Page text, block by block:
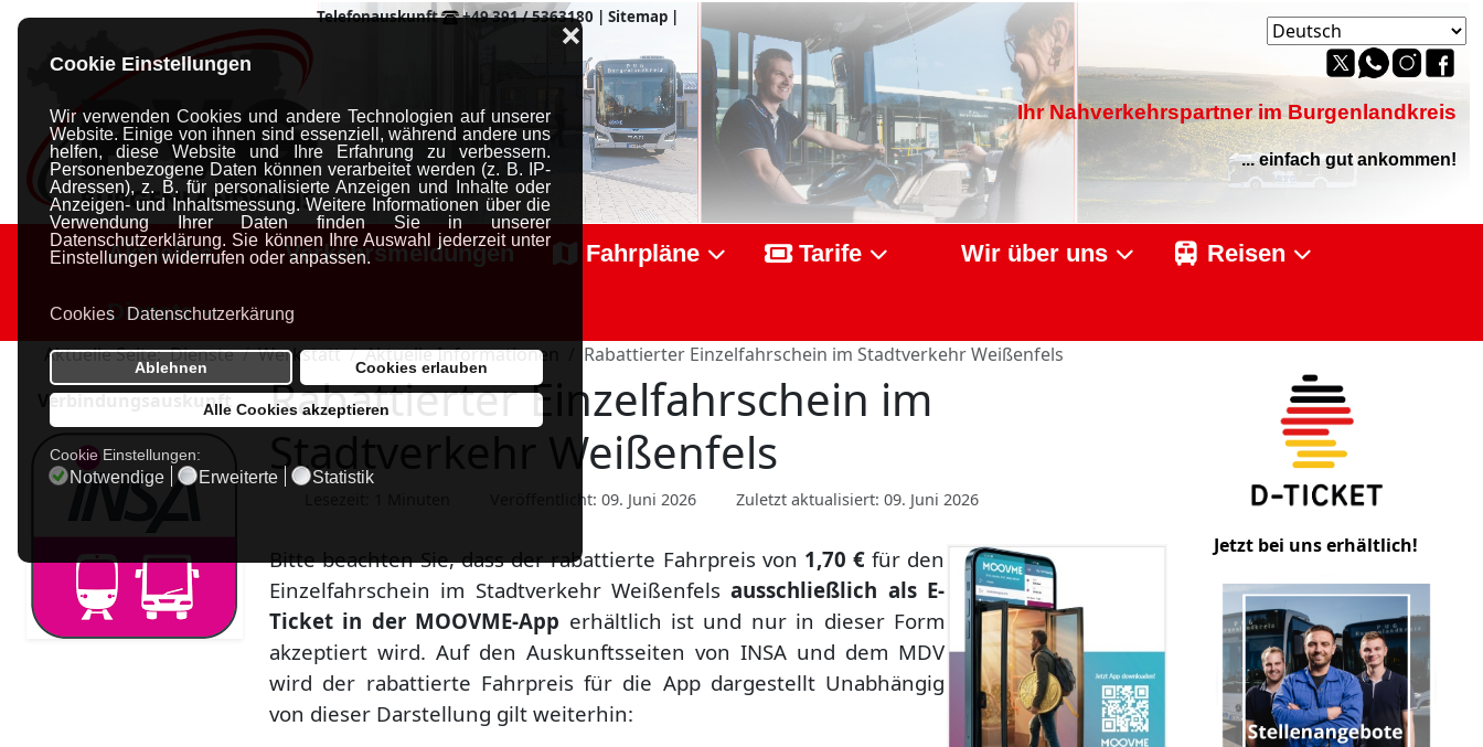
Cookie Einstellungen
Wir verwenden Cookies und andere Technologien auf unserer
Website. Einige von ihnen sind essenziell, während andere uns
helfen, diese Website und Ihre Erfahrung zu verbessern.
Personenbezogene Daten können verarbeitet werden (z. B. IP-
Adressen), z. B. für personalisierte Anzeigen und Inhalte oder
Anzeigen- und Inhaltsmessung. Weitere Informationen über die
Verwendung Ihrer Daten finden Sie in unserer
Datenschutzerklärung. Sie können Ihre Auswahl jederzeit unter
Einstellungen widerrufen oder anpassen.
Cookies Datenschutzerkärung
Ablehnen Cookies erlauben
Alle Cookies akzeptieren
❌
Cookie Einstellungen:
Notwendige Erweiterte Statistik
Telefonauskunft +49 391 / 5363180 | Sitemap |
Ihr Nahverkehrspartner im Burgenlandkreis
... einfach gut ankommen!
Aktuelles Verkehrsmeldungen Fahrpläne Tarife Wir über uns Reisen
Dienste
Aktuelle Seite:Dienste Werkstatt Aktuelle Informationen
Rabattierter Einzelfahrschein im Stadtverkehr Weißenfels
Verbindungsauskunft
Rabattierter Einzelfahrschein im
Stadtverkehr Weißenfels
Veröffentlicht: 09. Juni 2026 Zuletzt aktualisiert: 09. Juni 2026
Bitte beachten Sie, dass der rabattierte Fahrpreis von 1,70 €für den
Einzelfahrschein im Stadtverkehr Weißenfelsausschließlich als E-
Ticket in der MOOVME-App erhältlich ist und nur in dieser Form
akzeptiert wird. Auf den Auskunftsseiten von INSA und dem MDV
wird der rabattierte Fahrpreis für die App dargestellt Unabhängig
von dieser Darstellung gilt weiterhin:
Jetzt bei uns erhältlich!